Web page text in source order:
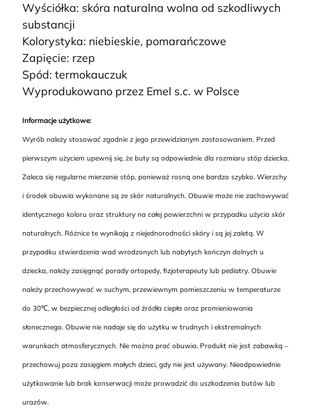
Wyściółka: skóra naturalna wolna od szkodliwych
substancji
Kolorystyka: niebieskie, pomarańczowe
Zapięcie: rzep
Spód: termokauczuk
Wyprodukowano przez Emel s.c. w Polsce
Informacje użytkowe:
Wyrób należy stosować zgodnie z jego przewidzianym zastosowaniem. Przed
pierwszym użyciem upewnij się, że buty są odpowiednie dla rozmiaru stóp dziecka.
Zaleca się regularne mierzenie stóp, ponieważ rosną one bardzo szybko. Wierzchy
i środek obuwia wykonane są ze skór naturalnych. Obuwie może nie zachowywać
identycznego koloru oraz struktury na całej powierzchni w przypadku użycia skór
naturalnych. Różnice te wynikają z niejednorodności skóry i są jej zaletą. W
przypadku stwierdzenia wad wrodzonych lub nabytych kończyn dolnych u
dziecka, należy zasięgnąć porady ortopedy, fizjoterapeuty lub pediatry. Obuwie
należy przechowywać w suchym, przewiewnym pomieszczeniu w temperaturze
do 30℃, w bezpiecznej odległości od źródła ciepła oraz promieniowania
słonecznego. Obuwie nie nadaje się do użytku w trudnych i ekstremalnych
warunkach atmosferycznych. Nie można prać obuwia. Produkt nie jest zabawką –
przechowuj poza zasięgiem małych dzieci, gdy nie jest używany. Nieodpowiednie
użytkowanie lub brak konserwacji może prowadzić do uszkodzenia butów lub
urazów.